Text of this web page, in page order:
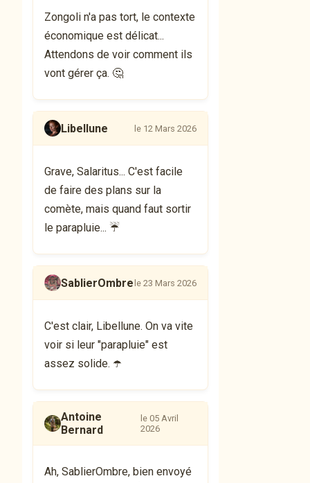
Zongoli n'a pas tort, le contexte
économique est délicat...
Attendons de voir comment ils
vont gérer ça. 🤔
Libellune le 12 Mars 2026
Grave, Salaritus... C'est facile
de faire des plans sur la
comète, mais quand faut sortir
le parapluie... ☔️
SablierOmbre le 23 Mars 2026
C'est clair, Libellune. On va vite
voir si leur "parapluie" est
assez solide. ☂️
Antoine
Bernard
le 05 Avril
2026
Ah, SablierOmbre, bien envoyé